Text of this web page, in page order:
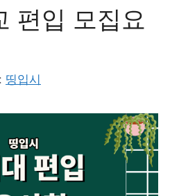
편입 모집요
띵입시